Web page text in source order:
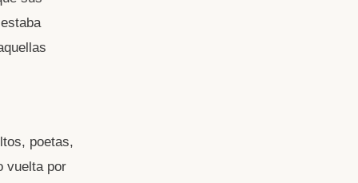
poetas,
vuelta por